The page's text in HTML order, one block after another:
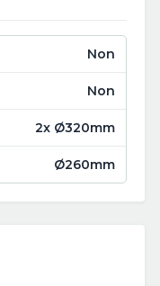
Non
Non
2x Ø320mm
Ø260mm